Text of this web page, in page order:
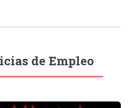
de Empleo